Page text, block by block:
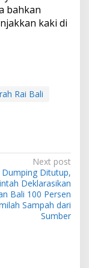
bahkan
kaki di
Rai Bali
Next post
Dumping Ditutup,
Deklarasikan
Bali 100 Persen
Sampah dari
Sumber